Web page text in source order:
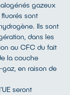
gazeux
sont
Ils sont
dans les
au CFC du fait
la couche
en raison de
seront